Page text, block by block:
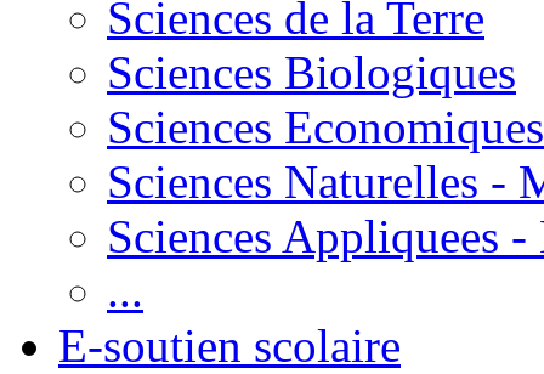
Sciences de la Terre
Sciences Biologiques
Sciences Economiques
Sciences Naturelles -
Sciences Appliquees
...
E-soutien scolaire